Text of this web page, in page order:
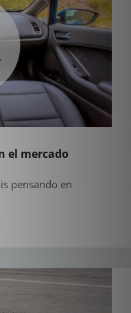
el mercado
pensando en